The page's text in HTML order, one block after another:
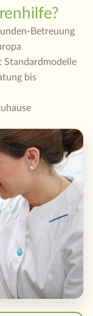
Betreuung
Standardmodelle
bis